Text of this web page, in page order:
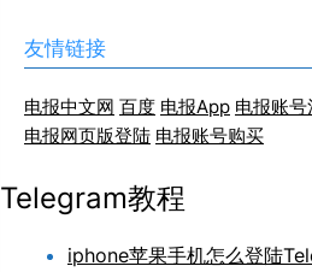
友情链接
电报中文网 百度 电报App 电报账号
电报网页版登陆 电报账号购买
Telegram教程
iphone苹果手机怎么登陆